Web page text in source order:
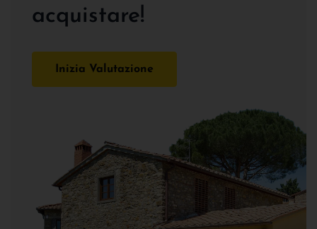
acquistare!
Inizia Valutazione